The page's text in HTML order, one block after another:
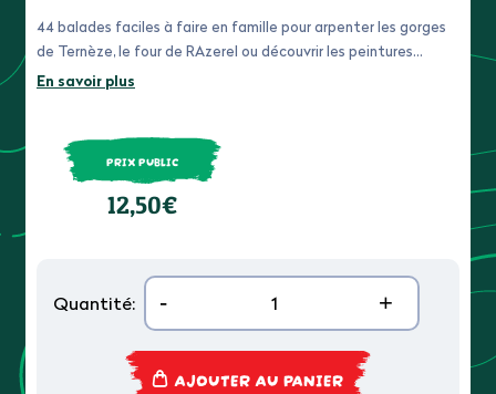
44 balades faciles à faire en famille pour arpenter les gorges
de Ternèze, le four de RAzerel ou découvrir les peintures
rupestres du Peney
En savoir plus
PRIX PUBLIC
12,50€
Quantité: - +
AJOUTER AU PANIER